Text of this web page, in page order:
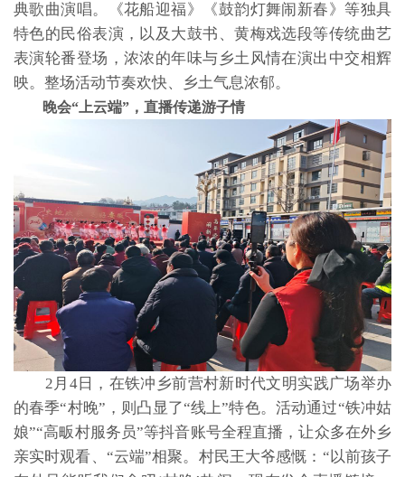
典歌曲演唱。《花船迎福》《鼓韵灯舞闹新春》等独具
特色的民俗表演，以及大鼓书、黄梅戏选段等传统曲艺
表演轮番登场，浓浓的年味与乡土风情在演出中交相辉
映。整场活动节奏欢快、乡土气息浓郁。
晚会“上云端”，直播传递游子情
2月4日，在铁冲乡前营村新时代文明实践广场举办
的春季“村晚”，则凸显了“线上”特色。活动通过“铁冲姑
娘”“高畈村服务员”等抖音账号全程直播，让众多在外乡
亲实时观看、“云端”相聚。村民王大爷感慨：“以前孩子